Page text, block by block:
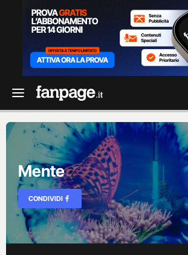
Mente
CONDIVIDI